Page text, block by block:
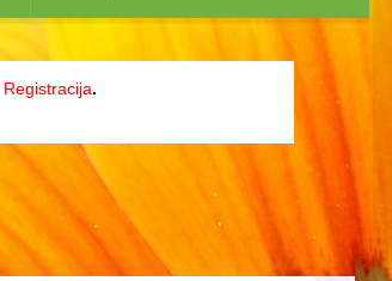
Registracija.